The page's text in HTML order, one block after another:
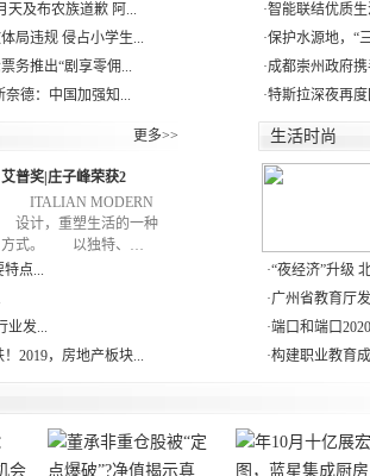
天及布农族道歉 阿...
局违规 侵占小学生...
务推出“剧享零佣...
奈德：中国加强知...
·智能联结优质
·保护水源地，“
·成都崇州政府
·特斯拉深夜再
更多>>
艾普奖|庄子峰荣获2
ITALIAN MODERN
设计，重塑生活的一种
方式。 以独特、…
点...
业发...
2019，房地产板块...
生活时尚
·“夜经济”升级
·广州省教育厅
·端口和端口
·构建职业教育